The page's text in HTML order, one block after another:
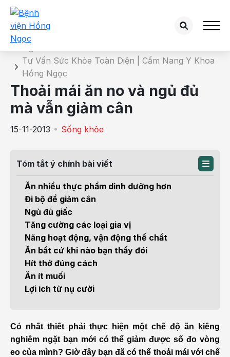
Chi tiết bài tư vấn
Tư Vấn Sức Khỏe Toàn Diện | Cẩm Nang Y Khoa
Hồng Ngọc
Thoải mái ăn no và ngủ đủ
mà vẫn giảm cân
15-11-2013 Sống khỏe
Tóm tắt ý chính bài viết
Ăn nhiều thực phẩm dinh dưỡng hơn
Đi bộ để giảm cân
Ngủ đủ giấc
Tăng cường các loại gia vị
Năng hoạt động, vận động thể chất
Ăn bất cứ khi nào bạn thấy đói
Hít thở đúng cách
Ăn ít muối
Lợi ích từ nụ cười
Có nhất thiết phải thực hiện một chế độ ăn kiêng
nghiêm ngặt bạn mới có thể giảm được số đo vòng
eo của mình? Giờ đây bạn đã có thể thoải mái với chế